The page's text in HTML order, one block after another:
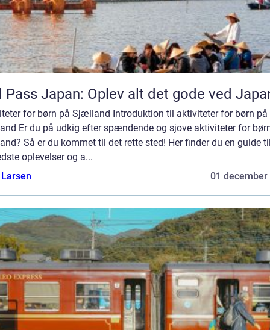
Pass Japan: Oplev alt det gode ved
for børn på Sjælland Introduktion til aktiviteter for børn på
Er du på udkig efter spændende og sjove aktiviteter for
Så er du kommet til det rette sted! Her finder du en guide
oplevelser og a...
01 december